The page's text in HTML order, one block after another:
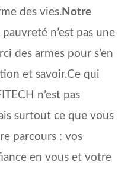
des vies.Notre
pauvreté n’est pas une
des armes pour s’en
et savoir.Ce qui
n’est pas
surtout ce que vous
parcours : vos
en vous et votre